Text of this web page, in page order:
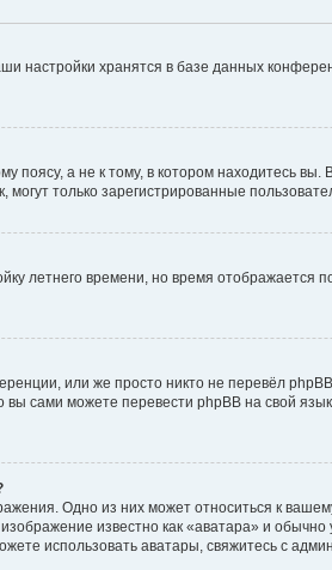
настройки хранятся в базе данных
а не к тому, в котором находитесь
могут только зарегистрированные
летнего времени, но время
или же просто никто не перевёл
вы сами можете перевести phpBB на свой
Одно из них может относиться к
известно как «аватара» и
использовать аватары, свяжитесь с